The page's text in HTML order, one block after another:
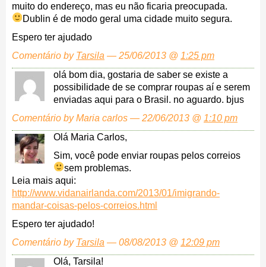
muito do endereço, mas eu não ficaria preocupada.
Dublin é de modo geral uma cidade muito segura.
Espero ter ajudado
Comentário by Tarsila — 25/06/2013 @ 1:25 pm
olá bom dia, gostaria de saber se existe a
possibilidade de se comprar roupas aí e serem
enviadas aqui para o Brasil. no aguardo. bjus
Comentário by Maria carlos — 22/06/2013 @ 1:10 pm
Olá Maria Carlos,
Sim, você pode enviar roupas pelos correios
sem problemas.
Leia mais aqui:
http://www.vidanairlanda.com/2013/01/imigrando-
mandar-coisas-pelos-correios.html
Espero ter ajudado!
Comentário by Tarsila — 08/08/2013 @ 12:09 pm
Olá, Tarsila!